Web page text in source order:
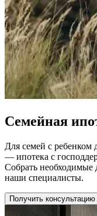
Семейная
Для семей с ребенком
— ипотека с
Собрать необходимые
наши специалисты.
Получить консультацию